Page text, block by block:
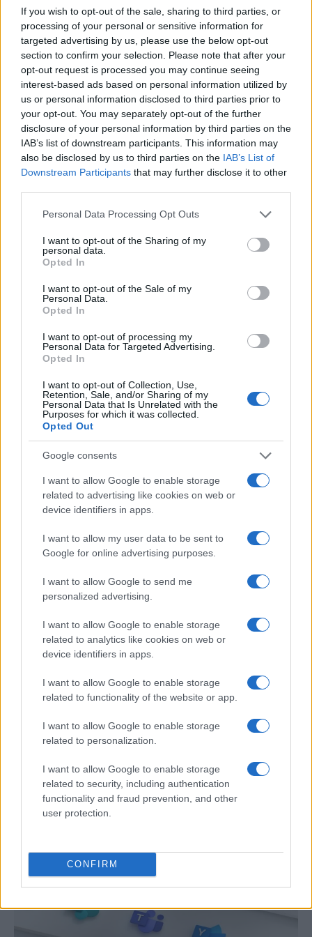
If you wish to opt-out of the sale, sharing to third parties, or
processing of your personal or sensitive information for
targeted advertising by us, please use the below opt-out
section to confirm your selection. Please note that after your
opt-out request is processed you may continue seeing
interest-based ads based on personal information utilized by
us or personal information disclosed to third parties prior to
your opt-out. You may separately opt-out of the further
disclosure of your personal information by third parties on the
IAB’s list of downstream participants. This information may
also be disclosed by us to third parties on the IAB’s List of
Downstream Participants that may further disclose it to other
Please note that this website/app uses one or more Google
not limited to your visit or usage behaviour. You may click to
grant or deny consent to Google and its third-party tags to
use your data for below specified purposes in below Google
consent section.
Personal Data Processing Opt Outs
I want to opt-out of the Sharing of my
personal data.
Opted In
I want to opt-out of the Sale of my
Personal Data.
Opted In
I want to opt-out of processing my
Personal Data for Targeted Advertising.
Opted In
I want to opt-out of Collection, Use,
Retention, Sale, and/or Sharing of my
Personal Data that Is Unrelated with the
Purposes for which it was collected.
Opted Out
Google consents
I want to allow Google to enable storage
related to advertising like cookies on web or
device identifiers in apps.
I want to allow my user data to be sent to
Google for online advertising purposes.
I want to allow Google to send me
personalized advertising.
I want to allow Google to enable storage
related to analytics like cookies on web or
device identifiers in apps.
I want to allow Google to enable storage
related to functionality of the website or app.
I want to allow Google to enable storage
related to personalization.
I want to allow Google to enable storage
related to security, including authentication
functionality and fraud prevention, and other
user protection.
CONFIRM
Un eclipse solar es un espectáculo natural que…
CIENCIA Y TECNOLOGÍA
Cómo elegir una carrera STEAM: perfiles
emergentes y competencias clave
Descubre cómo elegir la mejor opción en STEAM:…
CIENCIA Y TECNOLOGÍA
Super Street Fighter IV: más información
sobre Juri, la nueva guerrera
Los juegos de lucha, orientados sin duda a…
CIENCIA Y TECNOLOGÍA
Eclipse solar 2026: Todo lo que necesitas
saber sobre el evento astronómico
El 8 de abril de 2026, el cielo…
CIENCIA Y TECNOLOGÍA